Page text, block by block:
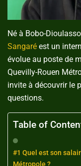
Né à Bobo-
Sangaré est un
évolue au poste de
Quevilly-Rouen
invite à découvrir le
questions.
Table of
#1 Quel est son